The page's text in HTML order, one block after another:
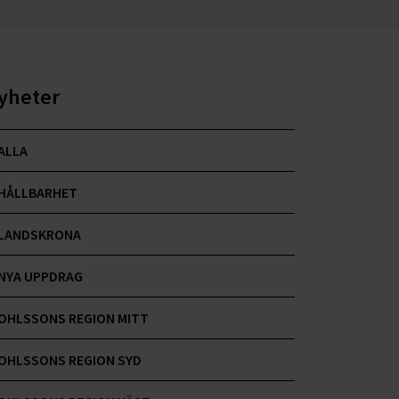
UPPDRAG
REGION MITT
REGION SYD